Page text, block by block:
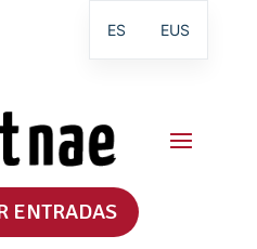
ENTRADAS
ES EUS